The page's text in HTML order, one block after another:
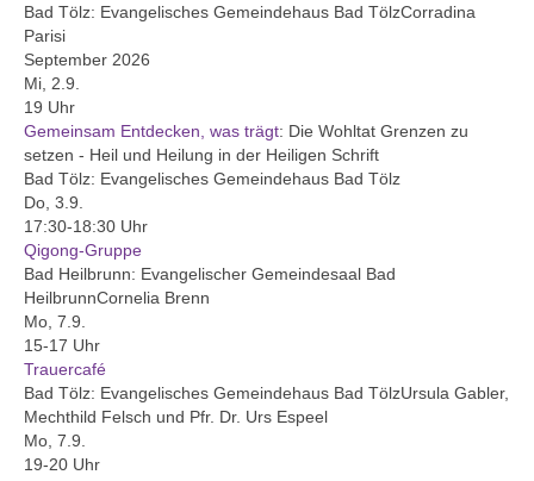
Kinderprogramm
Kindergruppe
Vorkonfi-Gruppe
Jugendpgrogramm
Jugendausschuss
Dekantsjugend
Gruppen und Kreise
Bad Tölz: Evangelisches Gemeindehaus Bad TölzCorradina
Parisi
September 2026
Mi, 2.9.
19 Uhr
Gemeinsam Entdecken, was trägt: Die Wohltat Grenzen zu
setzen - Heil und Heilung in der Heiligen Schrift
Bad Tölz: Evangelisches Gemeindehaus Bad Tölz
Do, 3.9.
17:30-18:30 Uhr
Qigong-Gruppe
Bad Heilbrunn: Evangelischer Gemeindesaal Bad
HeilbrunnCornelia Brenn
Mo, 7.9.
15-17 Uhr
Trauercafé
Bad Tölz: Evangelisches Gemeindehaus Bad TölzUrsula Gabler,
Mechthild Felsch und Pfr. Dr. Urs Espeel
Mo, 7.9.
19-20 Uhr